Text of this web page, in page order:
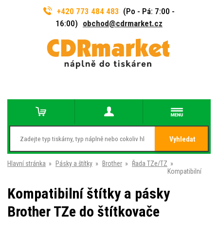
+420 773 484 483 (Po - Pá: 7:00 -
16:00) obchod@cdrmarket.cz
Vyhledat
Hlavní stránka » Pásky a štítky » Brother » Řada TZe/TZ »
Kompatibilní
Kompatibilní štítky a pásky
Brother TZe do štítkovače